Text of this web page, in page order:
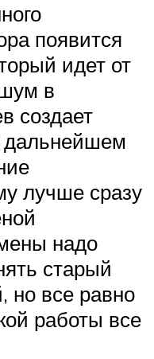
появится
идет от
в
создает
лучше сразу
надо
старый
но все равно
работы все